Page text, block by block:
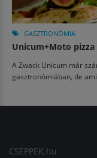
GASZTRONÓMIA
Unicum+Moto pizza
A Zwack Unicum már
gasztronómiában, de
CSEPPEK.hu